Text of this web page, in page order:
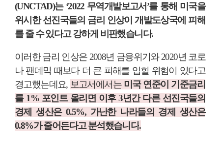
(UNCTAD)는 ‘2022 무역개발보고서’를 통해 미국을
위시한 선진국들의 금리 인상이 개발도상국에 피해
를 줄 수 있다고 강하게 비판했습니다.
이러한 금리 인상은 2008년 금융위기와2020년 코로
나 팬데믹 때보다 더 큰 피해를 입힐 위험이 있다고
경고했는데요, 보고서에서는 미국 연준이 기준금리
를 1% 포인트 올리면 이후3년간 다른 선진국들의
경제 생산은0.5%, 가난한 나라들의 경제 생산은
0.8%가 줄어든다고 분석했습니다.